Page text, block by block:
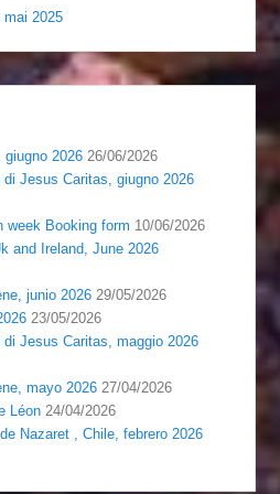
mai 2025
giugno 2026 26/06/2026
Jesus Caritas, giugno 2026
week Booking form 10/06/2026
and Ireland, June 2026
junio 2026 29/05/2026
23/05/2026
Jesus Caritas, maggio 2026
mayo 2026 27/04/2026
Léon 24/04/2026
Nazaret , Chile, febrero 2026